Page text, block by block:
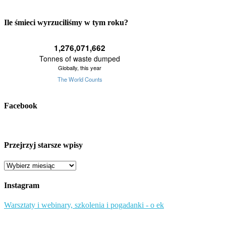
Ile śmieci wyrzuciliśmy w tym roku?
Facebook
Przejrzyj starsze wpisy
Przejrzyj
wpisy
Instagram
Warsztaty i webinary, szkolenia i pogadanki - o ek